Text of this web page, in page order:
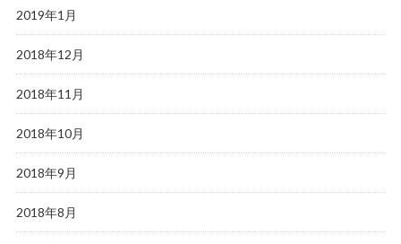
2019年1月
2018年12月
2018年11月
2018年10月
2018年9月
2018年8月